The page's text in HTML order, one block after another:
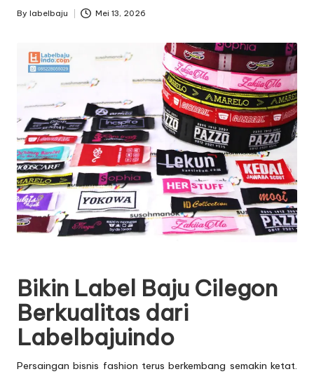
Posted
By labelbaju Mei 13, 2026
Bikin Label Baju Cilegon
Berkualitas dari
Labelbajuindo
Persaingan bisnis fashion terus berkembang semakin ketat.